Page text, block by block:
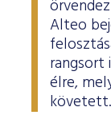
Alteo
rangsort
élre,
követett.